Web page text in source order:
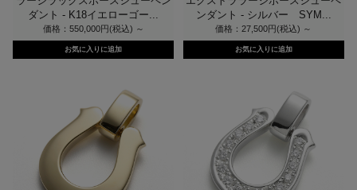
ダント - K18イエローゴー...
価格：550,000円(税込) ～
ンダント - シルバー SYM...
価格：27,500円(税込) ～